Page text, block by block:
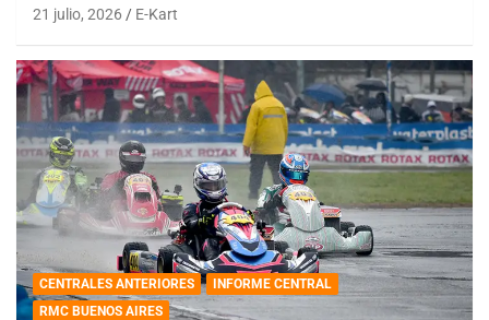
21 julio, 2026 E-Kart
CENTRALES ANTERIORES
INFORME CENTRAL
RMC BUENOS AIRES